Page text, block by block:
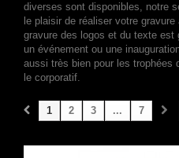
diverses sont disponibles, notre
le plaisir de réaliser votre
gravure des logos et du texte
un événement ou une
aussi très bien pour les trophées
le corporatif.
1 2 3 ... 7